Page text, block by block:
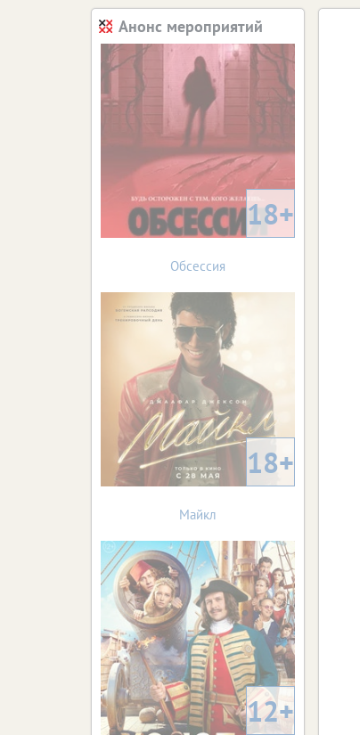
Анонс мероприятий
18+
Обсессия
18+
Майкл
12+